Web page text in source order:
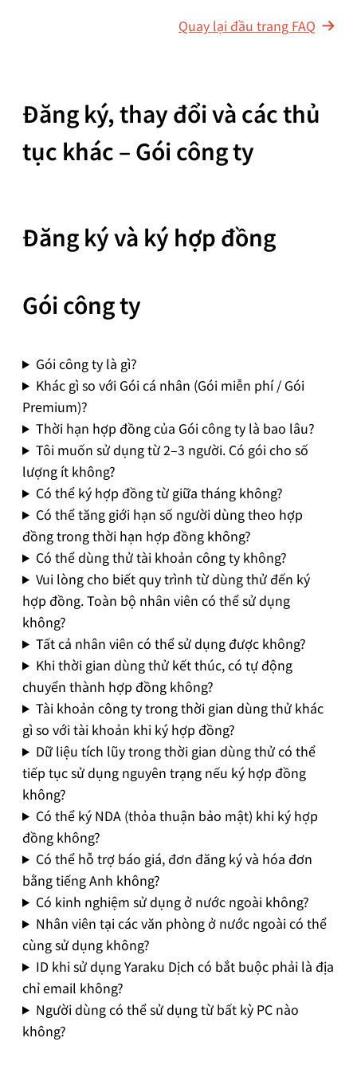
Quay lại đầu trang FAQ
Đăng ký, thay đổi và các thủ
tục khác – Gói công ty
Đăng ký và ký hợp đồng
Gói công ty
Gói công ty là gì?
Khác gì so với Gói cá nhân (Gói miễn phí / Gói
Premium)?
Thời hạn hợp đồng của Gói công ty là bao lâu?
Tôi muốn sử dụng từ 2–3 người. Có gói cho số
lượng ít không?
Có thể ký hợp đồng từ giữa tháng không?
Có thể tăng giới hạn số người dùng theo hợp
đồng trong thời hạn hợp đồng không?
Có thể dùng thử tài khoản công ty không?
Vui lòng cho biết quy trình từ dùng thử đến ký
hợp đồng. Toàn bộ nhân viên có thể sử dụng
không?
Tất cả nhân viên có thể sử dụng được không?
Khi thời gian dùng thử kết thúc, có tự động
chuyển thành hợp đồng không?
Tài khoản công ty trong thời gian dùng thử khác
gì so với tài khoản khi ký hợp đồng?
Dữ liệu tích lũy trong thời gian dùng thử có thể
tiếp tục sử dụng nguyên trạng nếu ký hợp đồng
không?
Có thể ký NDA (thỏa thuận bảo mật) khi ký hợp
đồng không?
Có thể hỗ trợ báo giá, đơn đăng ký và hóa đơn
bằng tiếng Anh không?
Có kinh nghiệm sử dụng ở nước ngoài không?
Nhân viên tại các văn phòng ở nước ngoài có thể
cùng sử dụng không?
ID khi sử dụng Yaraku Dịch có bắt buộc phải là địa
chỉ email không?
Người dùng có thể sử dụng từ bất kỳ PC nào
không?